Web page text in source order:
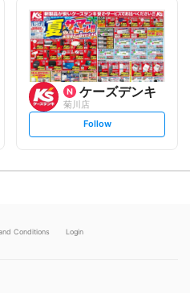
l
o
w
ケーズデンキ
菊川店
s
t
Follow
Conditions Login